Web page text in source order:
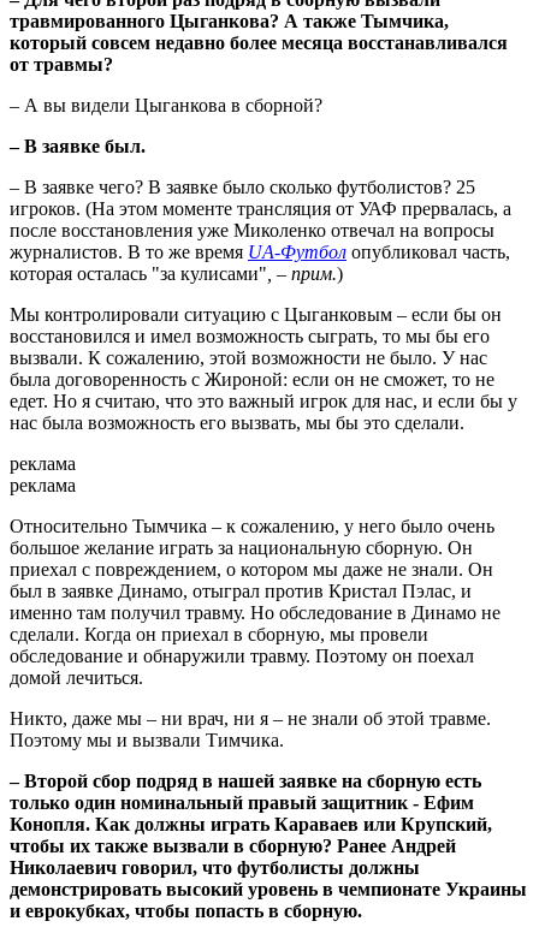
травмированного Цыганкова? А также Тымчика,
который совсем недавно более месяца восстанавливался
от травмы?
– А вы видели Цыганкова в сборной?
– В заявке был.
– В заявке чего? В заявке было сколько футболистов? 25
игроков. (На этом моменте трансляция от УАФ прервалась, а
после восстановления уже Миколенко отвечал на вопросы
журналистов. В то же время UA-Футбол опубликовал часть,
которая осталась "за кулисами" , – прим.)
Мы контролировали ситуацию с Цыганковым – если бы он
восстановился и имел возможность сыграть, то мы бы его
вызвали. К сожалению, этой возможности не было. У нас
была договоренность с Жироной: если он не сможет, то не
едет. Но я считаю, что это важный игрок для нас, и если бы у
нас была возможность его вызвать, мы бы это сделали.
реклама
реклама
Относительно Тымчика – к сожалению, у него было очень
большое желание играть за национальную сборную. Он
приехал с повреждением, о котором мы даже не знали. Он
был в заявке Динамо, отыграл против Кристал Пэлас, и
именно там получил травму. Но обследование в Динамо не
сделали. Когда он приехал в сборную, мы провели
обследование и обнаружили травму. Поэтому он поехал
домой лечиться.
Никто, даже мы – ни врач, ни я – не знали об этой травме.
Поэтому мы и вызвали Тимчика.
– Второй сбор подряд в нашей заявке на сборную есть
только один номинальный правый защитник - Ефим
Конопля. Как должны играть Караваев или Крупский,
чтобы их также вызвали в сборную? Ранее Андрей
Николаевич говорил, что футболисты должны
демонстрировать высокий уровень в чемпионате Украины
и еврокубках, чтобы попасть в сборную.